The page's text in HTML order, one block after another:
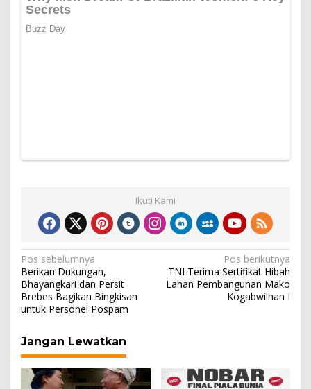
Ikuti Kami
Navigasi
pos
Pos sebelumnya
Berikan Dukungan,
Bhayangkari dan Persit
Brebes Bagikan Bingkisan
untuk Personel Pospam
Pos berikutnya
TNI Terima Sertifikat Hibah
Lahan Pembangunan Mako
Kogabwilhan I
Jangan Lewatkan